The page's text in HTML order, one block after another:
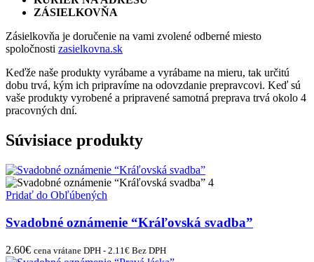
ZÁSIELKOVŇA
Zásielkovňa je doručenie na vami zvolené odberné miesto
spoločnosti zasielkovna.sk
Keďže naše produkty vyrábame a vyrábame na mieru, tak určitú
dobu trvá, kým ich pripravíme na odovzdanie prepravcovi. Keď sú
vaše produkty vyrobené a pripravené samotná preprava trvá okolo 4
pracovných dní.
Súvisiace produkty
Pridať do Obľúbených
Svadobné oznámenie “Kráľovská svadba”
2.60€ cena vrátane DPH - 2.11 € Bez DPH